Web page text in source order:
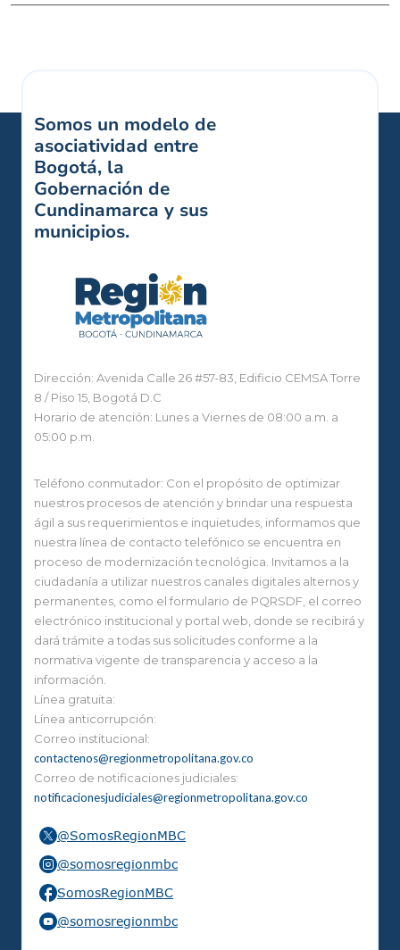
Somos un modelo de
asociatividad entre
Bogotá, la
Gobernación de
Cundinamarca y sus
municipios.
Dirección: Avenida Calle 26 #57-83, Edificio CEMSA Torre
8 / Piso 15, Bogotá D.C
Horario de atención: Lunes a Viernes de 08:00 a.m. a
05:00 p.m.
Teléfono conmutador: Con el propósito de optimizar
nuestros procesos de atención y brindar una respuesta
ágil a sus requerimientos e inquietudes, informamos que
nuestra línea de contacto telefónico se encuentra en
proceso de modernización tecnológica. Invitamos a la
ciudadanía a utilizar nuestros canales digitales alternos y
permanentes, como el formulario de PQRSDF, el correo
electrónico institucional y portal web, donde se recibirá y
dará trámite a todas sus solicitudes conforme a la
normativa vigente de transparencia y acceso a la
información.
Línea gratuita:
Línea anticorrupción:
Correo institucional:
contactenos@regionmetropolitana.gov.co
Correo de notificaciones judiciales:
notificacionesjudiciales@regionmetropolitana.gov.co
@SomosRegionMBC
@somosregionmbc
SomosRegionMBC
@somosregionmbc